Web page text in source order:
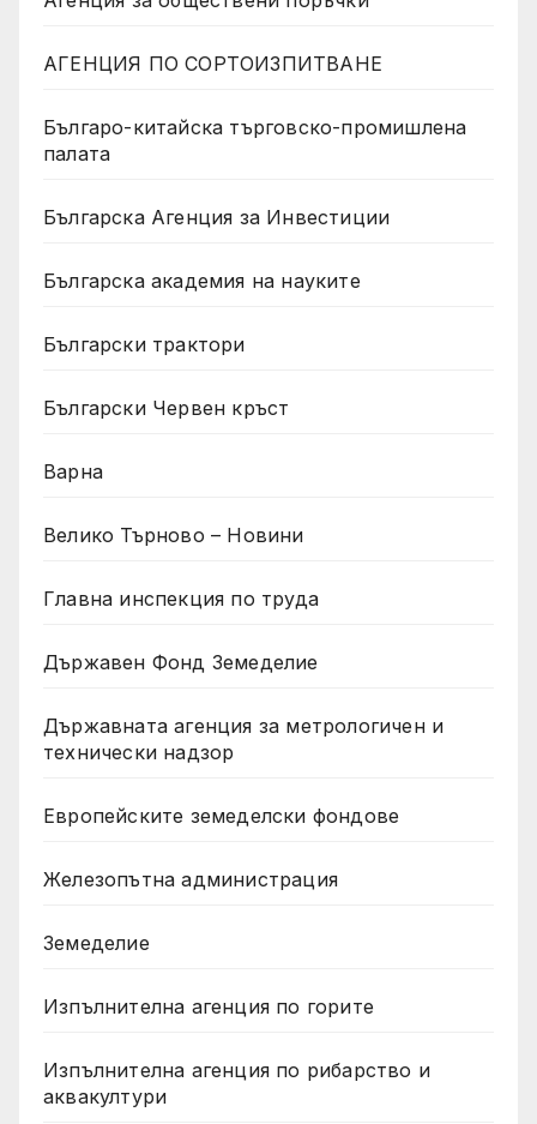
АГЕНЦИЯ ПО СОРТОИЗПИТВАНЕ
Българо-китайска търговско-промишлена
палата
Българска Агенция за Инвестиции
Българска академия на науките
Български трактори
Български Червен кръст
Варна
Велико Търново – Новини
Главна инспекция по труда
Държавен Фонд Земеделие
Държавната агенция за метрологичен и
технически надзор
Европейските земеделски фондове
Железопътна администрация
Земеделие
Изпълнителна агенция по горите
Изпълнителна агенция по рибарство и
аквакултури